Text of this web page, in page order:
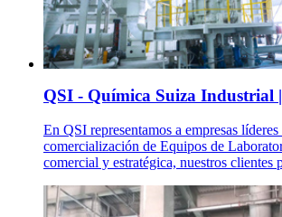
QSI - Química Suiza Industrial
En QSI representamos a empresas líderes
comercialización de Equipos de
comercial y estratégica, nuestros clientes